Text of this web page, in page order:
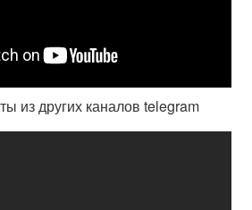
из других каналов telegram